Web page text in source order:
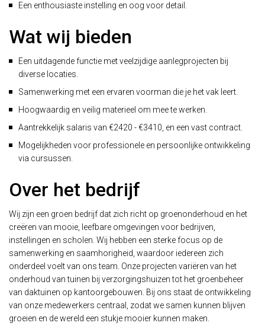
Een enthousiaste instelling en oog voor detail.
Wat wij bieden
Een uitdagende functie met veelzijdige aanlegprojecten bij
diverse locaties.
Samenwerking met een ervaren voorman die je het vak leert.
Hoogwaardig en veilig materieel om mee te werken.
Aantrekkelijk salaris van €2420 - €3410, en een vast contract.
Mogelijkheden voor professionele en persoonlijke ontwikkeling
via cursussen.
Over het bedrijf
Wij zijn een groen bedrijf dat zich richt op groenonderhoud en het
creëren van mooie, leefbare omgevingen voor bedrijven,
instellingen en scholen. Wij hebben een sterke focus op de
samenwerking en saamhorigheid, waardoor iedereen zich
onderdeel voelt van ons team. Onze projecten variëren van het
onderhoud van tuinen bij verzorgingshuizen tot het groenbeheer
van daktuinen op kantoorgebouwen. Bij ons staat de ontwikkeling
van onze medewerkers centraal, zodat we samen kunnen blijven
groeien en de wereld een stukje mooier kunnen maken.